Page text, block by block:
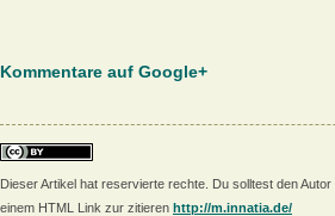
Kommentare auf Google+
Dieser Artikel hat reservierte rechte. Du solltest den Autor
einem HTML Link zur zitieren http://m.innatia.de/